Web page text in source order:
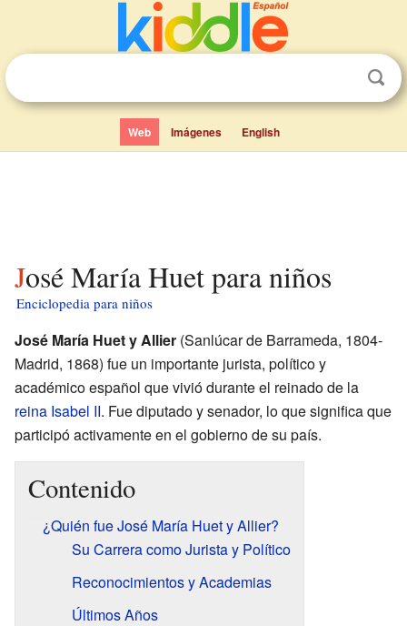
Web Imágenes English
José María Huet para niños
Enciclopedia para niños
José María Huet y Allier (Sanlúcar de Barrameda, 1804-
Madrid, 1868) fue un importante jurista, político y
académico español que vivió durante el reinado de la
reina Isabel II. Fue diputado y senador, lo que significa que
participó activamente en el gobierno de su país.
Contenido
¿Quién fue José María Huet y Allier?
Su Carrera como Jurista y Político
Reconocimientos y Academias
Últimos Años